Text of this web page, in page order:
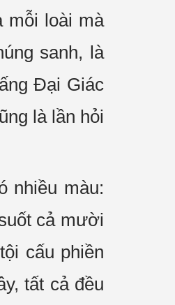
mỗi loài mà
sanh, là
Đại Giác
là lần hỏi
nhiều màu:
cả mười
cấu phiền
tất cả đều